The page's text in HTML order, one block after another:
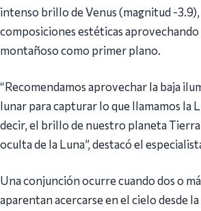
intenso brillo de Venus (magnitud -
composiciones estéticas
montañoso como primer plano.
“Recomendamos aprovechar la baja
lunar para capturar lo que llamamos la
decir, el brillo de nuestro planeta
oculta de la Luna”, destacó el
Una conjunción ocurre cuando dos o
aparentan acercarse en el cielo desde